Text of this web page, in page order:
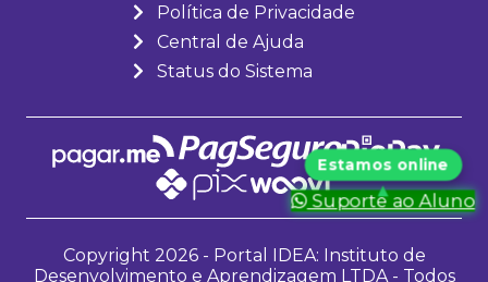
Suporte ao Aluno
Política de Privacidade
Central de Ajuda
Status do Sistema
Copyright 2026 - Portal IDEA: Instituto de
Desenvolvimento e Aprendizagem LTDA - Todos